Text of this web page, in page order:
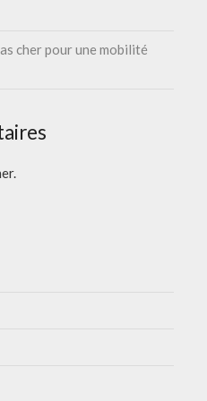
cher pour une mobilité